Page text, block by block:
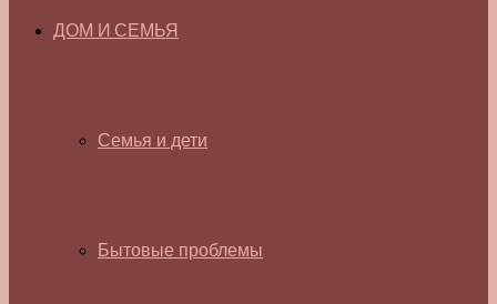
ДОМ И СЕМЬЯ
Семья и дети
Бытовые проблемы